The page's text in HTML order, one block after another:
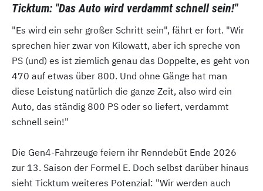
Ticktum: "Das Auto wird verdammt schnell sein!"
"Es wird ein sehr großer Schritt sein", fährt er fort. "Wir
sprechen hier zwar von Kilowatt, aber ich spreche von
PS (und) es ist ziemlich genau das Doppelte, es geht von
470 auf etwas über 800. Und ohne Gänge hat man
diese Leistung natürlich die ganze Zeit, also wird ein
Auto, das ständig 800 PS oder so liefert, verdammt
schnell sein!"
Die Gen4-Fahrzeuge feiern ihr Renndebüt Ende 2026
zur 13. Saison der Formel E. Doch selbst darüber hinaus
sieht Ticktum weiteres Potenzial: "Wir werden auch